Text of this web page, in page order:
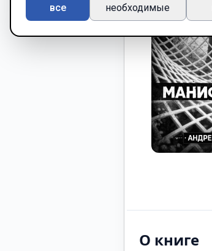
О книге
все
необходимые